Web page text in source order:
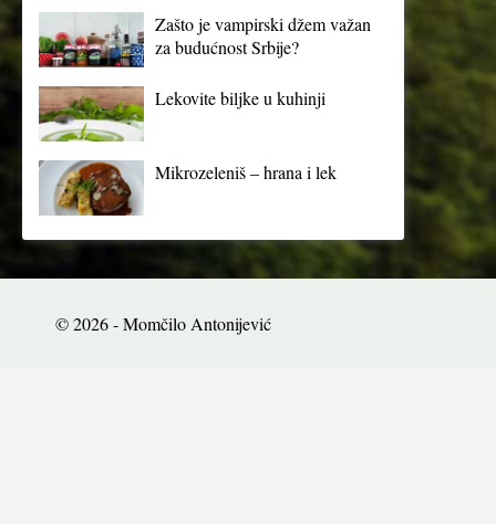
Zašto je vampirski džem važan
za budućnost Srbije?
Lekovite biljke u kuhinji
Mikrozeleniš – hrana i lek
© 2026 - Momčilo Antonijević